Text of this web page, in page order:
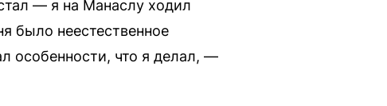
— я на Манаслу ходил
было неестественное
особенности, что я делал, —